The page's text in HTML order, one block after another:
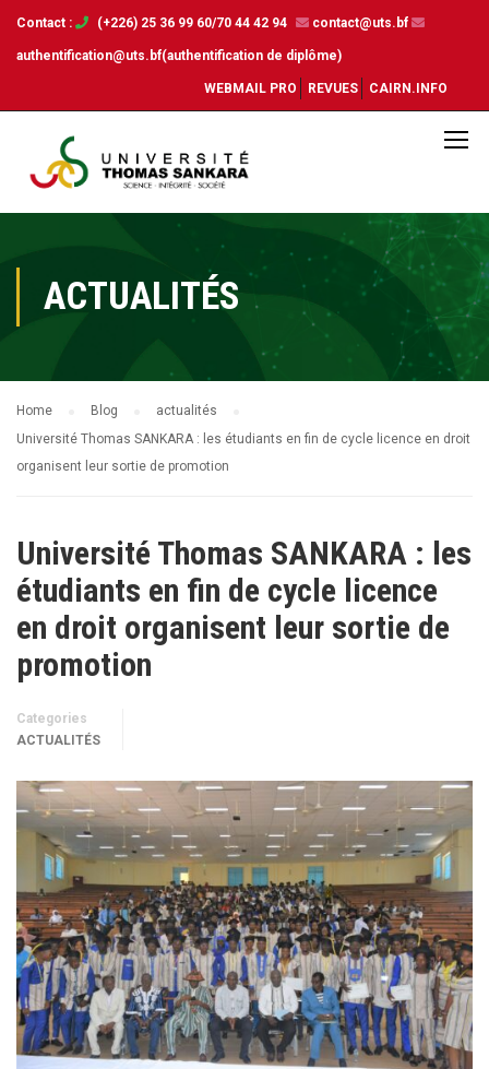
Contact : (+226) 25 36 99 60/70 44 42 94 contact@uts.bf
authentification@uts.bf(authentification de diplôme)
WEBMAIL PRO REVUES CAIRN.INFO
ACTUALITÉS
Home Blog
actualités
Université Thomas SANKARA : les étudiants en fin de cycle licence en droit
organisent leur sortie de promotion
Université Thomas SANKARA : les
étudiants en fin de cycle licence
en droit organisent leur sortie de
promotion
Categories
ACTUALITÉS